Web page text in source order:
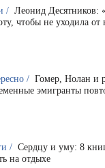
/ Леонид Десятников:
чтобы не уходила
/ Гомер, Нолан и
эмигранты
/ Сердцу и уму: 8
на отдыхе